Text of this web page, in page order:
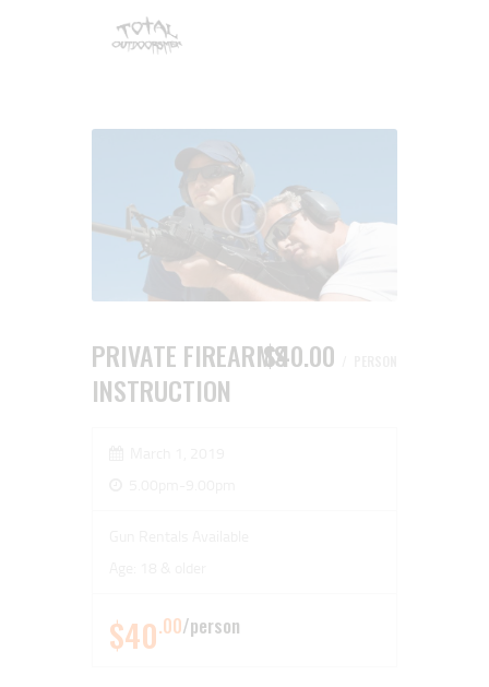
PRIVATE FIREARMS
INSTRUCTION
$40.00
$40.00 person